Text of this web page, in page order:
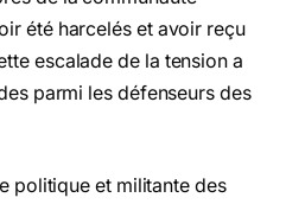
été harcelés et avoir reçu
escalade de la tension a
parmi les défenseurs des
politique et militante des